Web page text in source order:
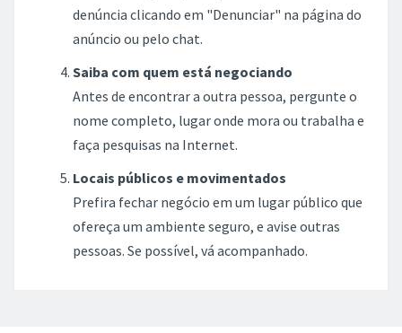
denúncia clicando em "Denunciar" na página do
anúncio ou pelo chat.
Saiba com quem está negociando
Antes de encontrar a outra pessoa, pergunte o
nome completo, lugar onde mora ou trabalha e
faça pesquisas na Internet.
Locais públicos e movimentados
Prefira fechar negócio em um lugar público que
ofereça um ambiente seguro, e avise outras
pessoas. Se possível, vá acompanhado.